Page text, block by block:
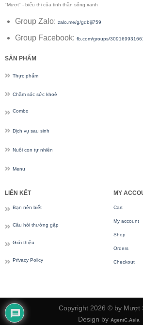
"Mượt" - biểu thị của tinh thần sống xanh
Group Zalo: zalo.me/g/gdbiji759
Group Facebook: fb.com/groups/
SẢN PHẨM
Thực phẩm
Chăm sóc sức khoẻ
Combo
Dịch vụ sau sinh
Nuôi con tự nhiên
Menu
LIÊN KẾT
Bạn nên biết
Câu hỏi thường gặp
Giới thiệu
Privacy Policy
MY
Cart
My account
Shop
Orders
Checkout
Copyright 2026 © by Mượt
Design by AgentC.Asia